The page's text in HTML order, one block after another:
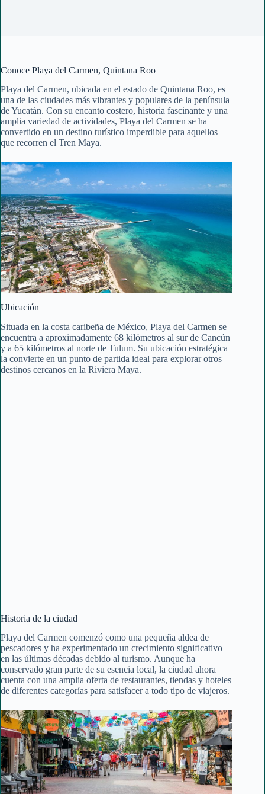
Conoce Playa del Carmen, Quintana Roo
Playa del Carmen, ubicada en el estado de Quintana Roo, es
una de las ciudades más vibrantes y populares de la península
de Yucatán. Con su encanto costero, historia fascinante y una
amplia variedad de actividades, Playa del Carmen se ha
convertido en un destino turístico imperdible para aquellos
que recorren el Tren Maya.
Ubicación
Situada en la costa caribeña de México, Playa del Carmen se
encuentra a aproximadamente 68 kilómetros al sur de Cancún
y a 65 kilómetros al norte de Tulum. Su ubicación estratégica
la convierte en un punto de partida ideal para explorar otros
destinos cercanos en la Riviera Maya.
Historia de la ciudad
Playa del Carmen comenzó como una pequeña aldea de
pescadores y ha experimentado un crecimiento significativo
en las últimas décadas debido al turismo. Aunque ha
conservado gran parte de su esencia local, la ciudad ahora
cuenta con una amplia oferta de restaurantes, tiendas y hoteles
de diferentes categorías para satisfacer a todo tipo de viajeros.